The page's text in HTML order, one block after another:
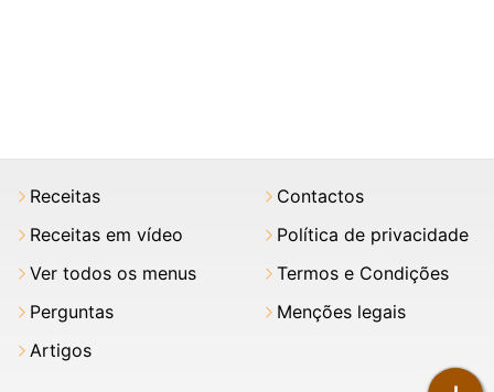
Receitas
Receitas em vídeo
Ver todos os menus
Perguntas
Artigos
Contactos
Política de privacidade
Termos e Condições
Menções legais